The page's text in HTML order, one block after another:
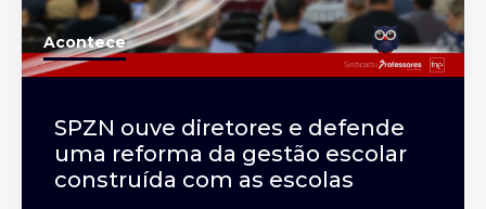
Acontece
SPZN ouve diretores e defende
uma reforma da gestão escolar
construída com as escolas